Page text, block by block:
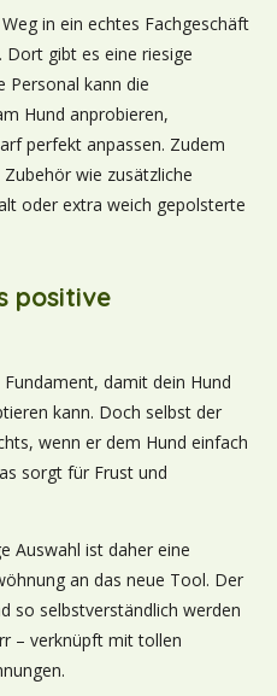
in ein echtes Fachgeschäft
gibt es eine riesige
Personal kann die
Hund anprobieren,
perfekt anpassen. Zudem
wie zusätzliche
oder extra weich gepolsterte
positive
damit dein Hund
kann. Doch selbst der
wenn er dem Hund einfach
sorgt für Frust und
Auswahl ist daher eine
an das neue Tool. Der
so selbstverständlich werden
– verknüpft mit tollen